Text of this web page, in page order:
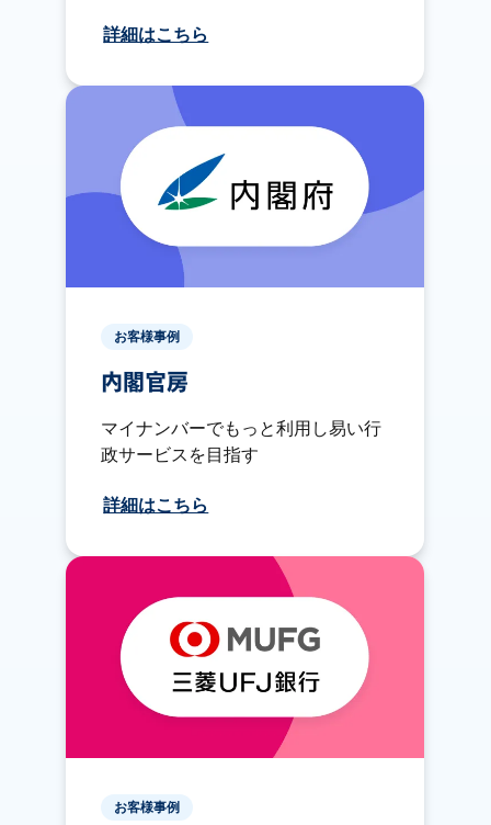
詳細はこちら
お客様事例
内閣官房
マイナンバーでもっと利用し易い行
政サービスを目指す
詳細はこちら
お客様事例